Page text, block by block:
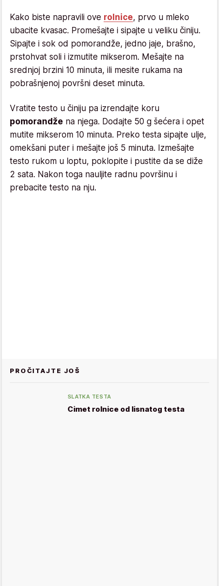
Kako biste napravili ove rolnice, prvo u mleko
ubacite kvasac. Promešajte i sipajte u veliku činiju.
Sipajte i sok od pomorandže, jedno jaje, brašno,
prstohvat soli i izmutite mikserom. Mešajte na
srednjoj brzini 10 minuta, ili mesite rukama na
pobrašnjenoj površni deset minuta.
Vratite testo u činiju pa izrendajte koru
pomorandže na njega. Dodajte 50 g šećera i opet
mutite mikserom 10 minuta. Preko testa sipajte ulje,
omekšani puter i mešajte još 5 minuta. Izmešajte
testo rukom u loptu, poklopite i pustite da se diže
2 sata. Nakon toga nauljite radnu površinu i
prebacite testo na nju.
PROČITAJTE JOŠ
SLATKA TESTA
Cimet rolnice od lisnatog testa